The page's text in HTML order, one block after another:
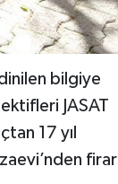
bilgiye
JASAT
17 yıl
firar